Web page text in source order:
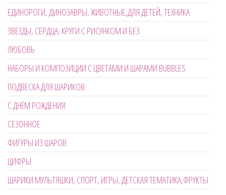
ЕДИНОРОГИ, ДИНОЗАВРЫ, ЖИВОТНЫЕ,ДЛЯ ДЕТЕЙ, ТЕХНИКА
ЗВЁЗДЫ, СЕРДЦА, КРУГИ С РИСУНКОМ И БЕЗ
ЛЮБОВЬ
НАБОРЫ И КОМПОЗИЦИИ С ЦВЕТАМИ И ШАРАМИ BUBBLES
ПОДВЕСКА ДЛЯ ШАРИКОВ
С ДНЁМ РОЖДЕНИЯ
СЕЗОННОЕ
ФИГУРЫ ИЗ ШАРОВ
ЦИФРЫ
ШАРИКИ МУЛЬТЯШКИ, СПОРТ, ИГРЫ, ДЕТСКАЯ ТЕМАТИКА,ФРУКТЫ